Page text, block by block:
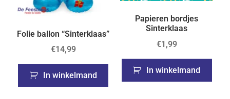
Folie ballon “Sinterklaas”
€14,99
In winkelmand
Papieren bordjes
Sinterklaas
€1,99
In winkelmand